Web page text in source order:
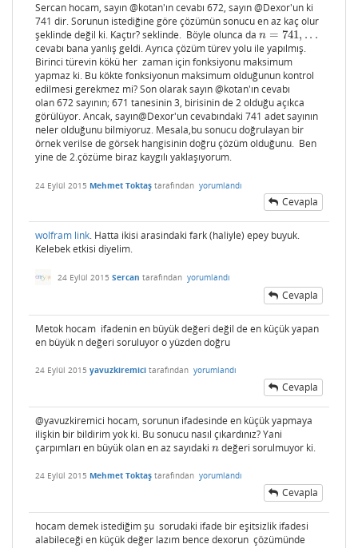
Sercan hocam, sayın @kotan'ın cevabı 672, sayın @Dexor'un ki
741 dir. Sorunun istediğine göre çözümün sonucu en az kaç olur
şeklinde değil ki. Kaçtır? seklinde. Böyle olunca da n = 741, . . .
n= 741,...
cevabı bana yanlış geldi. Ayrıca çözüm türev yolu ile yapılmış.
Birinci türevin kökü her zaman için fonksiyonu maksimum
yapmaz ki. Bu kökte fonksiyonun maksimum olduğunun kontrol
edilmesi gerekmez mi? Son olarak sayın @kotan'ın cevabı
olan 672 sayının; 671 tanesinin 3, birisinin de 2 olduğu açıkca
görülüyor. Ancak, sayın@Dexor'un cevabındaki 741 adet sayının
neler olduğunu bilmiyoruz. Mesala,bu sonucu doğrulayan bir
örnek verilse de görsek hangisinin doğru çözüm olduğunu. Ben
yine de 2.çözüme biraz kaygılı yaklaşıyorum.
24 Eylül 2015 Mehmet Toktaş tarafından yorumlandı
Cevapla
wolfram link. Hatta ikisi arasindaki fark (haliyle) epey buyuk.
Kelebek etkisi diyelim.
24 Eylül 2015 Sercan tarafından yorumlandı
Cevapla
Metok hocam ifadenin en büyük değeri değil de en küçük yapan
en büyük n değeri soruluyor o yüzden doğru
24 Eylül 2015 yavuzkiremici tarafından yorumlandı
Cevapla
@yavuzkiremici hocam, sorunun ifadesinde en küçük yapmaya
ilişkin bir bildirim yok ki. Bu sonucu nasıl çıkardınız? Yani
çarpımları en büyük olan en az sayıdaki n
ndeğeri sorulmuyor ki.
24 Eylül 2015 Mehmet Toktaş tarafından yorumlandı
Cevapla
hocam demek istediğim şu sorudaki ifade bir eşitsizlik ifadesi
alabileceği en küçük değer lazım bence dexorun çözümünde